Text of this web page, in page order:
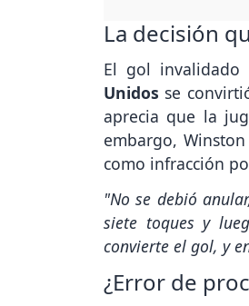
La decisión
El gol
Unidos se
aprecia que la
embargo,
como infracción
"No se debió
siete toques y
convierte el gol, y
¿Error de